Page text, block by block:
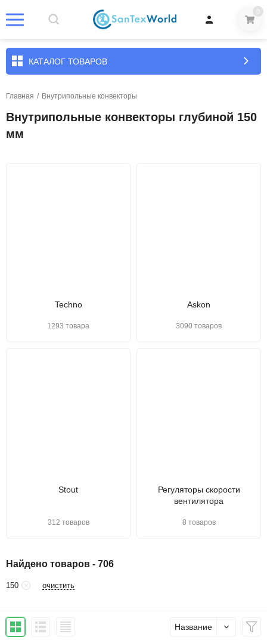
0
КАТАЛОГ ТОВАРОВ
Главная / Внутрипольные конвекторы
Внутрипольные конвекторы глубиной 150
мм
Techno
1293 товара
Askon
3090 товаров
Stout
312 товаров
Регуляторы скорости
вентилятора
8 товаров
Найдено товаров - 706
150 очистить
Название